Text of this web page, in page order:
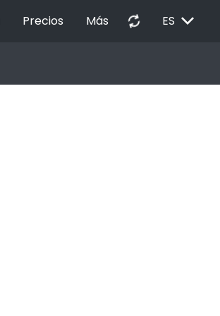
Precios Más autorenew ES EXPAND_MORE